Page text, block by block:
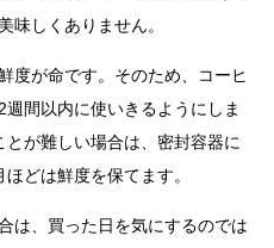
味しくありません。
度が命です。そのため、コーヒ
間以内に使いきるようにしま
が難しい場合は、密封容器に
どは鮮度を保てます。
は、買った日を気にするのでは